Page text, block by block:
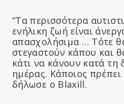
“Τα περισσότερα
ενήλικη ζωή είναι
απασχολήσιμα … Τότε
στεγαστούν κάπου και
κάτι να κάνουν κατά τη
ημέρας. Κάποιος πρέπει
δήλωσε ο Blaxill.